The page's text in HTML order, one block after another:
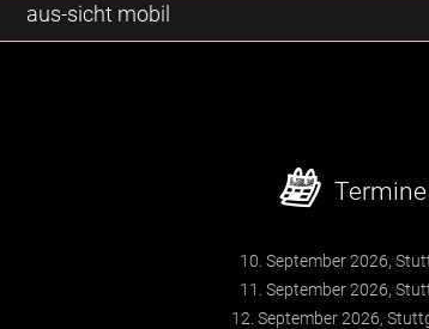
aus-sicht mobil
Termine
10. September 2026,
11. September 2026,
12. September 2026,